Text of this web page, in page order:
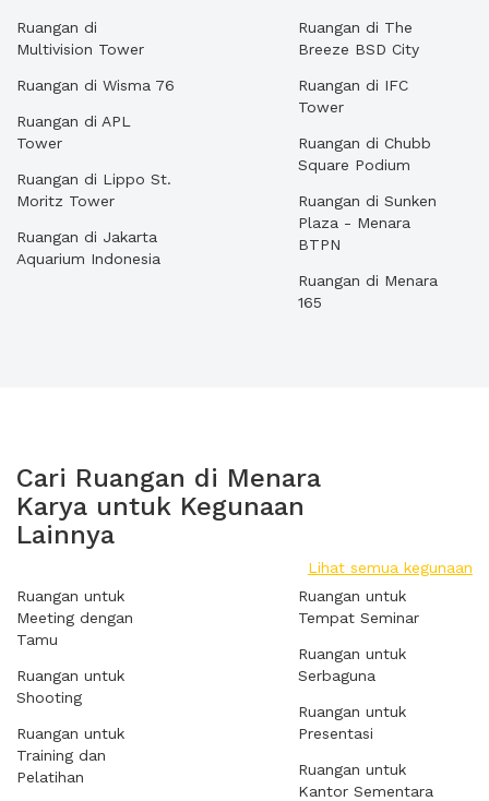
Ruangan di
Multivision Tower
Ruangan di Wisma 76
Ruangan di APL
Tower
Ruangan di Lippo St.
Moritz Tower
Ruangan di Jakarta
Aquarium Indonesia
Ruangan di The
Breeze BSD City
Ruangan di IFC
Tower
Ruangan di Chubb
Square Podium
Ruangan di Sunken
Plaza - Menara
BTPN
Ruangan di Menara
165
Cari Ruangan di Menara
Karya untuk Kegunaan
Lainnya
Lihat semua kegunaan
Ruangan untuk
Meeting dengan
Tamu
Ruangan untuk
Shooting
Ruangan untuk
Training dan
Pelatihan
Ruangan untuk
Tempat Seminar
Ruangan untuk
Serbaguna
Ruangan untuk
Presentasi
Ruangan untuk
Kantor Sementara